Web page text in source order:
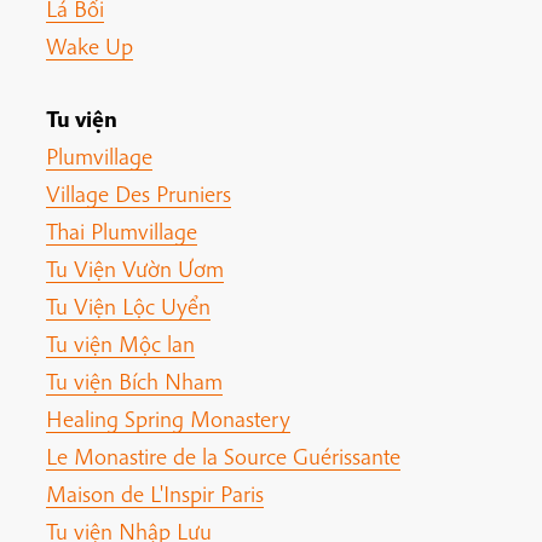
Lá Bối
Wake Up
Tu viện
Plumvillage
Village Des Pruniers
Thai Plumvillage
Tu Viện Vườn Ươm
Tu Viện Lộc Uyển
Tu viện Mộc lan
Tu viện Bích Nham
Healing Spring Monastery
Le Monastire de la Source Guérissante
Maison de L'Inspir Paris
Tu viện Nhập Lưu